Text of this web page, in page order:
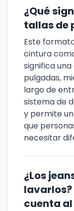
¿Qué
tallas de
Este
cintura
significa
pulgadas,
largo de
sistema de
y permite
que
necesitar
¿Los
lavarlos?
cuenta